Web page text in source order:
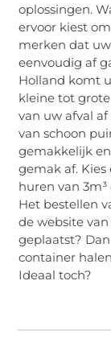
oplossingen.
ervoor kiest
merken dat
eenvoudig af
Holland komt
kleine tot
van uw afval
van schoon
gemakkelijk
gemak af.
huren van 3m³
Het bestellen
de website
geplaatst?
container
Ideaal toch?